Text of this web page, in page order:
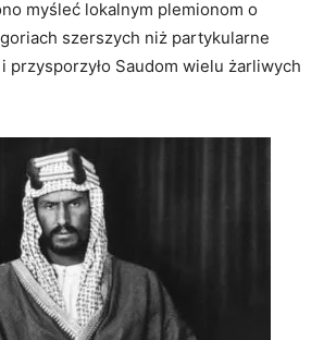
myśleć lokalnym plemionom o
szerszych niż partykularne
przysporzyło Saudom wielu żarliwych